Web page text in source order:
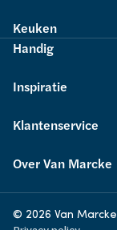
Keuken
Handig
Inspiratie
Klantenservice
Over Van Marcke
© 2026 Van Marcke